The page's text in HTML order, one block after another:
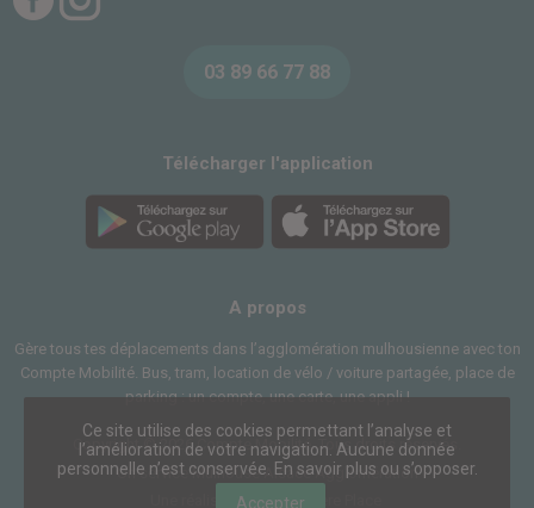
03 89 66 77 88
Télécharger l'application
A propos
Gère tous tes déplacements dans l’agglomération mulhousienne avec ton
Compte Mobilité. Bus, tram, location de vélo / voiture partagée, place de
parking : un compte, une carte, une appli !
Copyright © 2026 Compte Mobilité. Tous droits réservés.
Un serviceMulhouse Alsace Agglomération
Une réalisation
Première Place
Ce site utilise des cookies permettant l’analyse et
l’amélioration de votre navigation. Aucune donnée
personnelle n’est conservée. En savoir plus ou s’opposer.
Accepter